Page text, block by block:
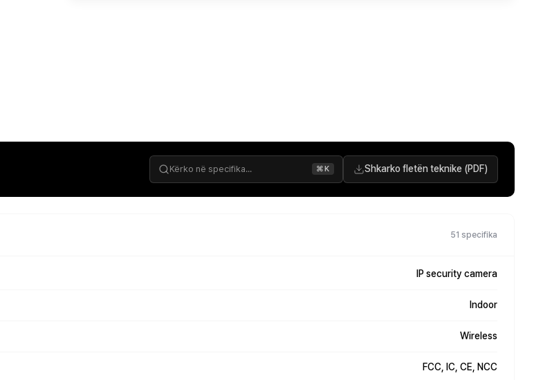
⌘K Shkarko fletën teknike (PDF)
51 specifika
IP security camera
Indoor
Wireless
FCC, IC, CE, NCC